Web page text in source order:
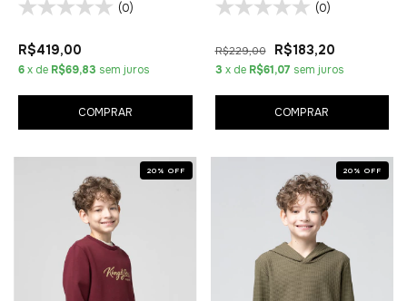
(0)
R$419,00
6x de R$69,83 sem juros
COMPRAR
(0)
R$229,00 R$183,20
3 x de R$61,07 sem juros
COMPRAR
20 % OFF 20 % OFF